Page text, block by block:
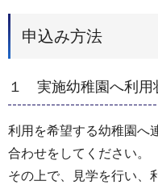
申込み方法
１ 実施幼稚園へ利用
利用を希望する幼稚園へ
合わせをしてください。
その上で、見学を行い、